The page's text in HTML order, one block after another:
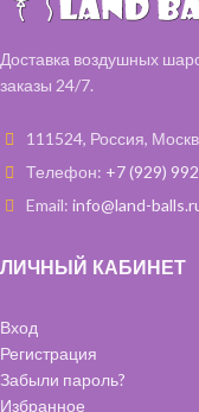
шт (розовое золото)
(белые)
Шарики с конфетти 35 см - 3
Доставка воздушных
заказы 24/7.
111524, Россия,
Телефон: +7 (929)
Email: info@land-
ЛИЧНЫЙ КАБИНЕТ
Вход
Регистрация
Забыли пароль?
Избранное